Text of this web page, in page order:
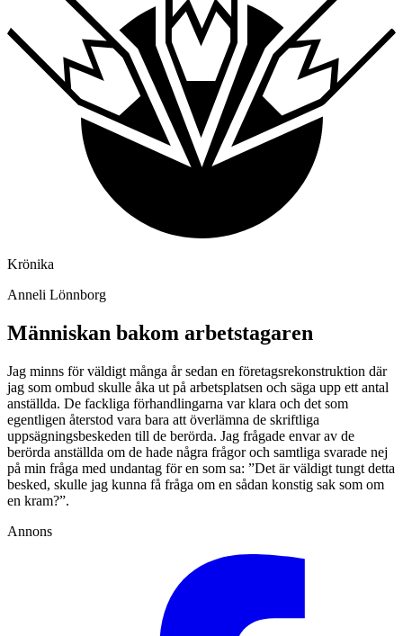
Krönika
Anneli Lönnborg
Människan bakom arbetstagaren
Jag minns för väldigt många år sedan en företagsrekonstruktion där
jag som ombud skulle åka ut på arbetsplatsen och säga upp ett antal
anställda. De fackliga förhandlingarna var klara och det som
egentligen återstod vara bara att överlämna de skriftliga
uppsägningsbeskeden till de berörda. Jag frågade envar av de
berörda anställda om de hade några frågor och samtliga svarade nej
på min fråga med undantag för en som sa: ”Det är väldigt tungt detta
besked, skulle jag kunna få fråga om en sådan konstig sak som om
en kram?”.
Annons